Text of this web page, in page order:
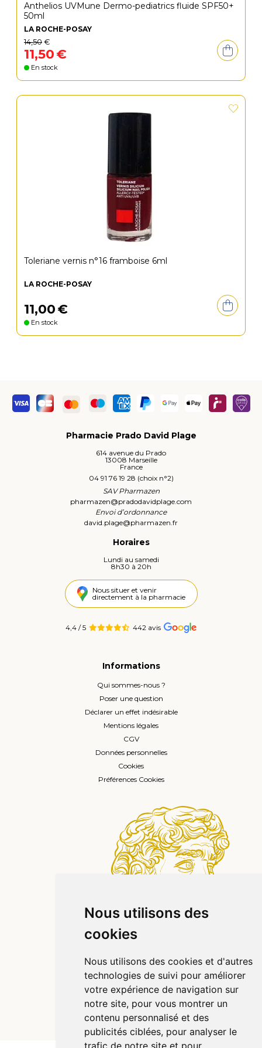
Nous utilisons des
cookies
Nous utilisons des cookies et d'autres
technologies de suivi pour améliorer
votre expérience de navigation sur
notre site, pour vous montrer un
contenu personnalisé et des
publicités ciblées, pour analyser le
trafic de notre site et pour
Anthelios UVMune Dermo-pediatrics fluide SPF50+
50ml
LA ROCHE-POSAY
14,50€
11,50€
En stock
Toleriane vernis n°16 framboise 6ml
LA ROCHE-POSAY
11,00€
En stock
Pharmacie Prado David Plage
614 avenue du Prado
13008 Marseille
France
04 91 76 19 28 (choix n°2)
SAV Pharmazen
pharmazen@pradodavidplage.com
Envoi d’ordonnance
david.plage@pharmazen.fr
Horaires
Lundi au samedi
8h30 à 20h
Nous situer et venir
directement à la pharmacie
4,4 / 5 442 avis
Informations
Qui sommes-nous ?
Poser une question
Déclarer un effet indésirable
Mentions légales
CGV
Données personnelles
Cookies
Préférences Cookies
© 2026 Pharmazen
Tous droits réservés
Votre pharmacie sur Internet avec Apotekisto